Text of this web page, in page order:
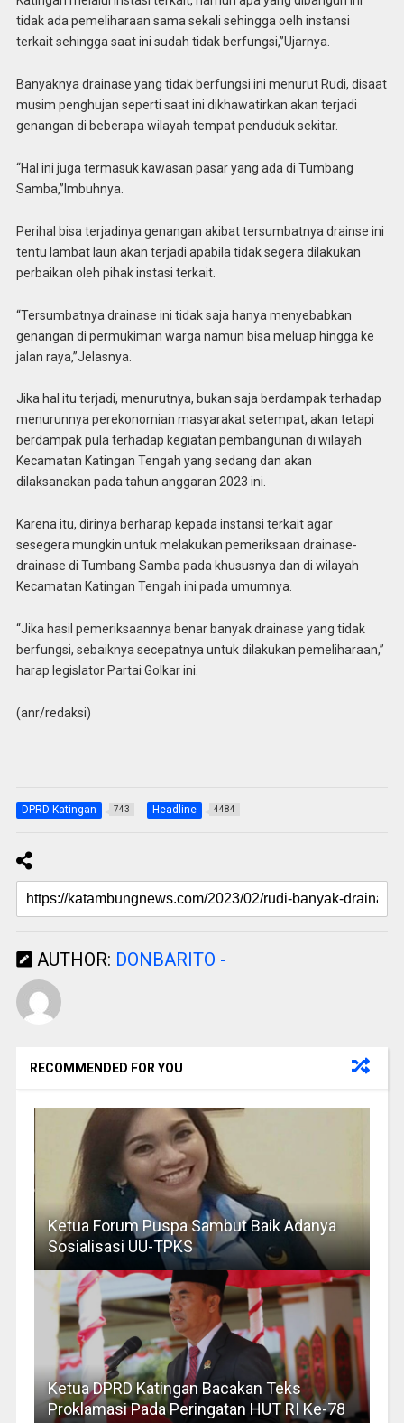
tidak ada pemeliharaan sama sekali sehingga oelh instansi
terkait sehingga saat ini sudah tidak berfungsi,”Ujarnya.
Banyaknya drainase yang tidak berfungsi ini menurut Rudi, disaat
musim penghujan seperti saat ini dikhawatirkan akan terjadi
genangan di beberapa wilayah tempat penduduk sekitar.
“Hal ini juga termasuk kawasan pasar yang ada di Tumbang
Samba,”Imbuhnya.
Perihal bisa terjadinya genangan akibat tersumbatnya drainse ini
tentu lambat laun akan terjadi apabila tidak segera dilakukan
perbaikan oleh pihak instasi terkait.
“Tersumbatnya drainase ini tidak saja hanya menyebabkan
genangan di permukiman warga namun bisa meluap hingga ke
jalan raya,”Jelasnya.
Jika hal itu terjadi, menurutnya, bukan saja berdampak terhadap
menurunnya perekonomian masyarakat setempat, akan tetapi
berdampak pula terhadap kegiatan pembangunan di wilayah
Kecamatan Katingan Tengah yang sedang dan akan
dilaksanakan pada tahun anggaran 2023 ini.
Karena itu, dirinya berharap kepada instansi terkait agar
sesegera mungkin untuk melakukan pemeriksaan drainase-
drainase di Tumbang Samba pada khususnya dan di wilayah
Kecamatan Katingan Tengah ini pada umumnya.
“Jika hasil pemeriksaannya benar banyak drainase yang tidak
berfungsi, sebaiknya secepatnya untuk dilakukan pemeliharaan,”
harap legislator Partai Golkar ini.
(anr/redaksi)
DPRD Katingan 743 Headline 4484
AUTHOR: DONBARITO -
RECOMMENDED FOR YOU
Ketua Forum Puspa Sambut Baik Adanya
Sosialisasi UU-TPKS
Ketua DPRD Katingan Bacakan Teks
Proklamasi Pada Peringatan HUT RI Ke-78